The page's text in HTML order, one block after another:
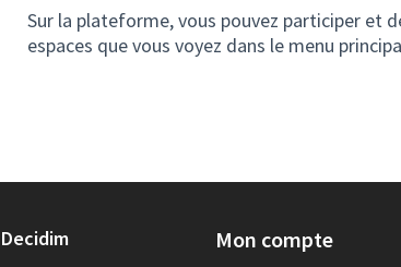
Sur la plateforme, vous pouvez participer et
espaces que vous voyez dans le menu
Decidim Mon compte